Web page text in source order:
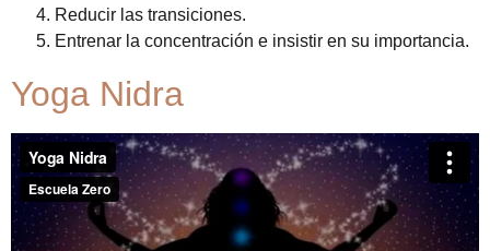
Reducir las transiciones.
Entrenar la concentración e insistir en su importancia.
Yoga Nidra